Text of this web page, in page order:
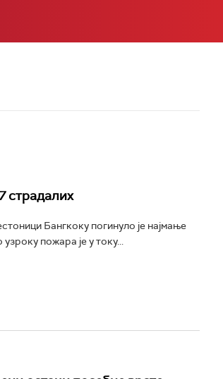
страдалих
Бангкоку погинуло је најмање
пожара је у току...